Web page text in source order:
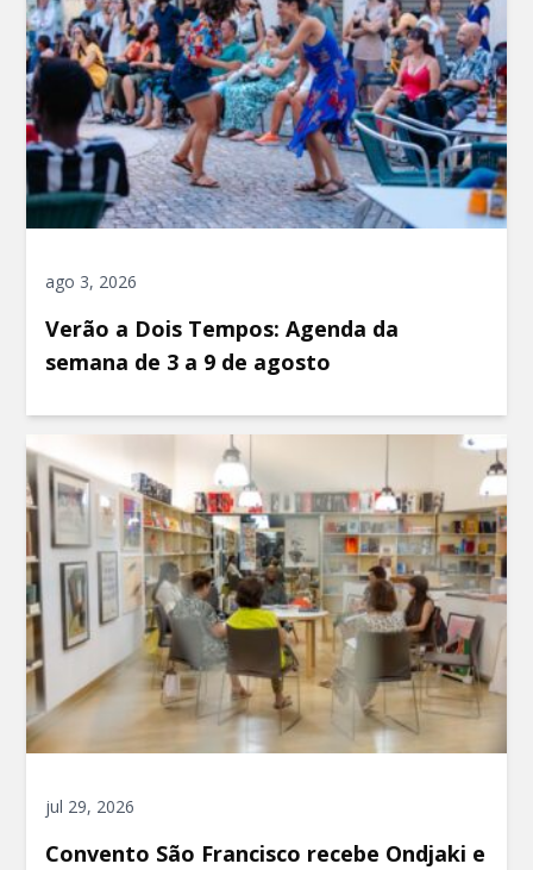
ago 3, 2026
Verão a Dois Tempos: Agenda da
semana de 3 a 9 de agosto
jul 29, 2026
Convento São Francisco recebe Ondjaki e